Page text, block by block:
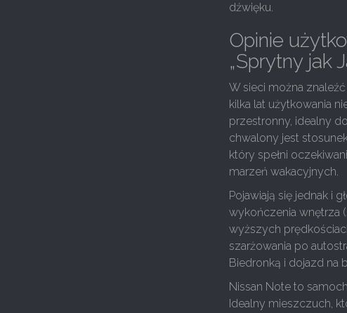
dźwięku.
Opinie
„Sprytny jak
W sieci można znaleźć
kilka lat użytkowania
przestronny, idealny
chwalony jest
który spełni
marzeń wakacyjnych.
Pojawiają się jednak i
wykończenia wnętrza
wyższych
szarżowania po
Biedronką i dojazd na
Nissan Note to
Idealny mieszczuch,